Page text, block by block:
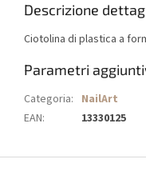
Descrizione
Ciotolina di plastica a
Parametri
Categoria: NailArt
EAN: 13330125